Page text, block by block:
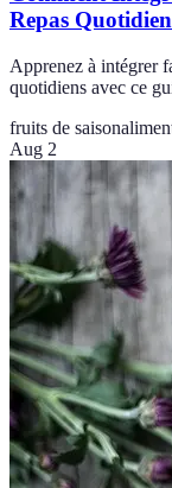
Repas
Apprenez à intégrer
quotidiens avec ce
fruits de saison
Aug 2